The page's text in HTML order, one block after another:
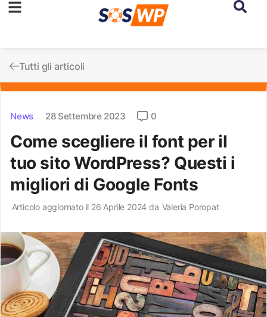
Tutti gli articoli
News 28 Settembre 2023 0
Come scegliere il font per il
tuo sito WordPress? Questi i
migliori di Google Fonts
Articolo aggiornato il 26 Aprile 2024 da Valeria Poropat